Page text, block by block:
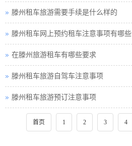
滕州租车旅游需要手续是什么样的
滕州租车网上预约租车注意事项有哪些
在滕州旅游租车有哪些要求
滕州租车旅游自驾车注意事项
滕州租车旅游预订注意事项
首页 1 2 3 4